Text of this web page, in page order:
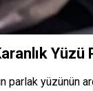
Yüzü
parlak yüzünün